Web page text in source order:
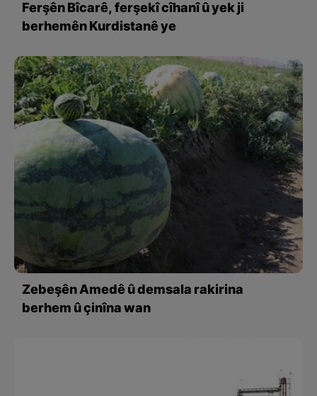
Ferşên Bîcarê, ferşekî cîhanî û yek ji
berhemên Kurdistanê ye
Zebeşên Amedê û demsala rakirina
berhem û çinîna wan